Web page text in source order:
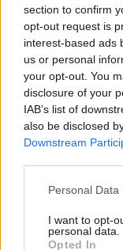
section to confirm
opt-out request is
interest-based ads
us or personal
your opt-out. You
disclosure of your
IAB’s list of
also be disclosed
Downstream
Personal
I want to opt-
personal data.
Opted In
ΣτΕ: Συνταγματική η
αύξηση των ορίων